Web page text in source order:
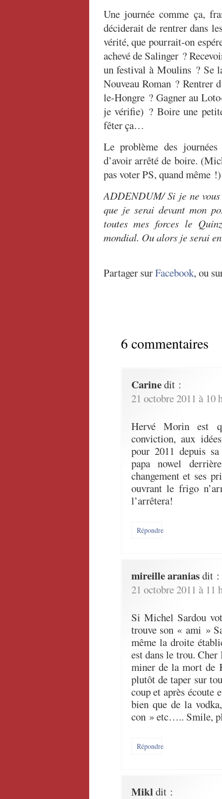
Une journée comme ça,
déciderait de rentrer dans
vérité, que pourrait-on
achevé de Salinger ?
un festival à Moulins ? Se
Nouveau Roman ? Rentrer
le-Hongre ? Gagner au
je vérifie) ? Boire une
fêter ça…
Le problème des
d’avoir arrêté de boire.
pas voter PS, quand même !)
ADDENDUM/ Si je ne vous
que je serai devant mon
toutes mes forces le
mondial. Ou alors je serai
Partager surFacebook, ou
6 commentaires
Carinedit :
21 octobre 2011 à 10
Hervé Morin est
conviction, aux
pour 2011 depuis
papa nowel
changement et ses
ouvrant le frigo
l’arrêtera!
Répondre
mireille araniasdit :
21 octobre 2011 à 11
Si Michel Sardou
trouve son « ami »
même la droite
est dans le trou.
miner de la mort de
plutôt de taper sur
coup et après écoute
bien que de la
con » etc….. Smile,
Répondre
Mikldit :